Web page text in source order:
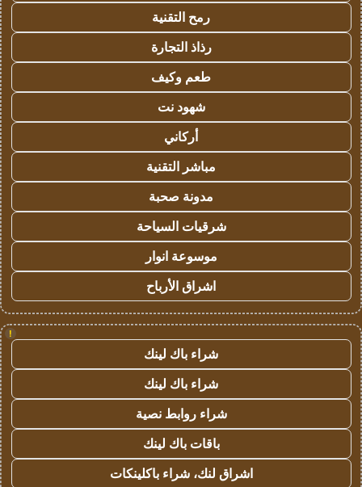
رمح التقنية
رذاذ التجارة
طعم وكيف
شهود نت
أركاني
مباشر التقنية
مدونة صحبة
شرقيات السياحة
موسوعة انوار
اشراق الأرباح
!
شراء باك لينك
شراء باك لينك
شراء روابط نصية
باقات باك لينك
اشراق لنك، شراء باكلينكات